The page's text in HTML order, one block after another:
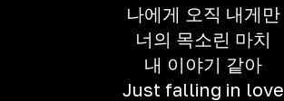
나에게 오직 내게만
너의 목소린 마치
내 이야기 같아
Just falling in love